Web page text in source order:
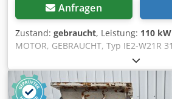
Anfragen
Zustand: gebraucht, Leistung: 110
MOTOR, GEBRAUCHT, Typ IE2-W21R
Akcjkr - 400/690 V, - 150 PS, 110 kW, -